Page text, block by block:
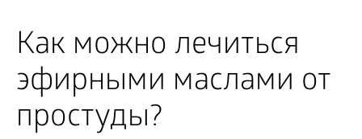
Как можно лечиться
эфирными маслами от
простуды?